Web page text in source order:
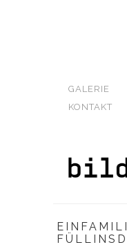
GALERIE
KONTAKT